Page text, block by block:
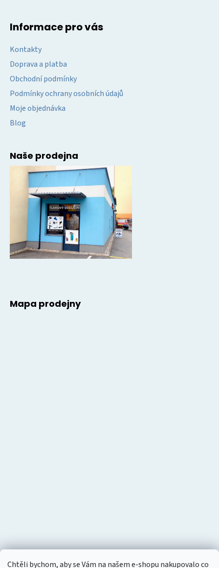
Chtěli bychom, aby se Vám na našem e-shopu nakupovalo co
Informace pro vás
Kontakty
Doprava a platba
Obchodní podmínky
Podmínky ochrany osobních údajů
Moje objednávka
Blog
Naše prodejna
Mapa prodejny